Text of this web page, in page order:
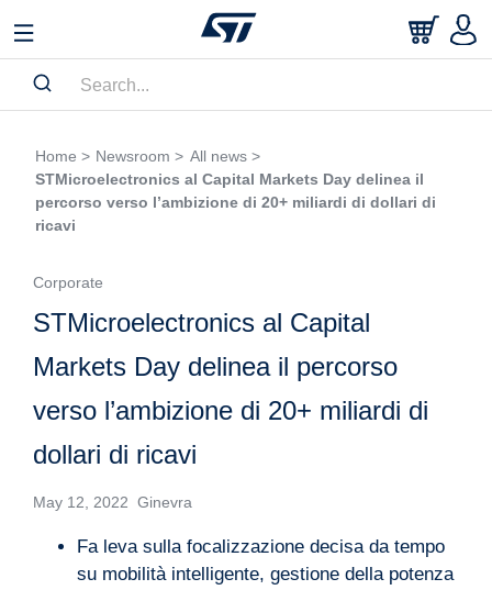
Home > Newsroom > All news >
STMicroelectronics al Capital Markets Day delinea il
percorso verso l’ambizione di 20+ miliardi di dollari di
ricavi
Corporate
STMicroelectronics al Capital
Markets Day delinea il percorso
verso l’ambizione di 20+ miliardi di
dollari di ricavi
May 12, 2022 Ginevra
Fa leva sulla focalizzazione decisa da tempo
su mobilità intelligente, gestione della potenza